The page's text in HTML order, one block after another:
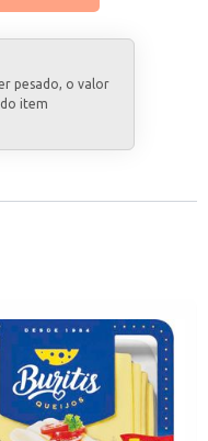
pesado, o valor
item